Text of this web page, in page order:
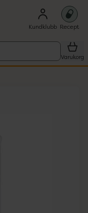
Kundklubb Recept
Varukorg